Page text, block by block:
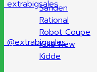
Sanden
Rational
Robot Coupe
Kolb
Kidde
extrabigsales
@extrabigsales